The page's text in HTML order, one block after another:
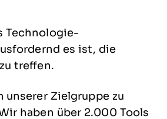
Technologie-
es ist, die
treffen.
Zielgruppe zu
haben über 2.000 Tools